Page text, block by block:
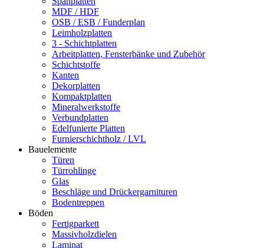
MDF / HDF
OSB / ESB / Funderplan
Leimholzplatten
3 - Schichtplatten
Arbeitplatten, Fensterbänke und Zubehör
Schichtstoffe
Kanten
Dekorplatten
Kompaktplatten
Mineralwerkstoffe
Verbundplatten
Edelfunierte Platten
Furnierschichtholz / LVL
Bauelemente
Türen
Türrohlinge
Glas
Beschläge und Drückergarnituren
Bodentreppen
Böden
Fertigparkett
Massivholzdielen
Laminat